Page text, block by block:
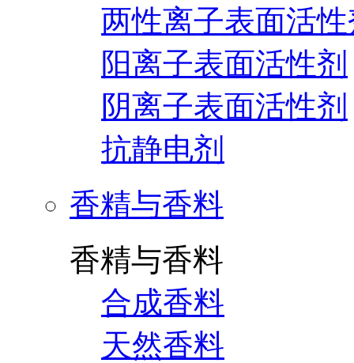
两性离子表面活
阳离子表面活性剂
阴离子表面活性剂
抗静电剂
香精与香料
香精与香料
合成香料
天然香料